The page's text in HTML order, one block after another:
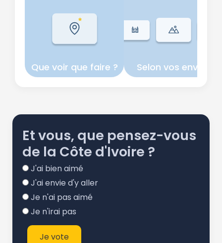
Que voir que faire ? Selon vos envies
Et vous, que pensez-vous
de la Côte d'Ivoire ?
J'ai bien aimé
J'ai envie d'y aller
Je n'ai pas aimé
Je n'irai pas
Je vote